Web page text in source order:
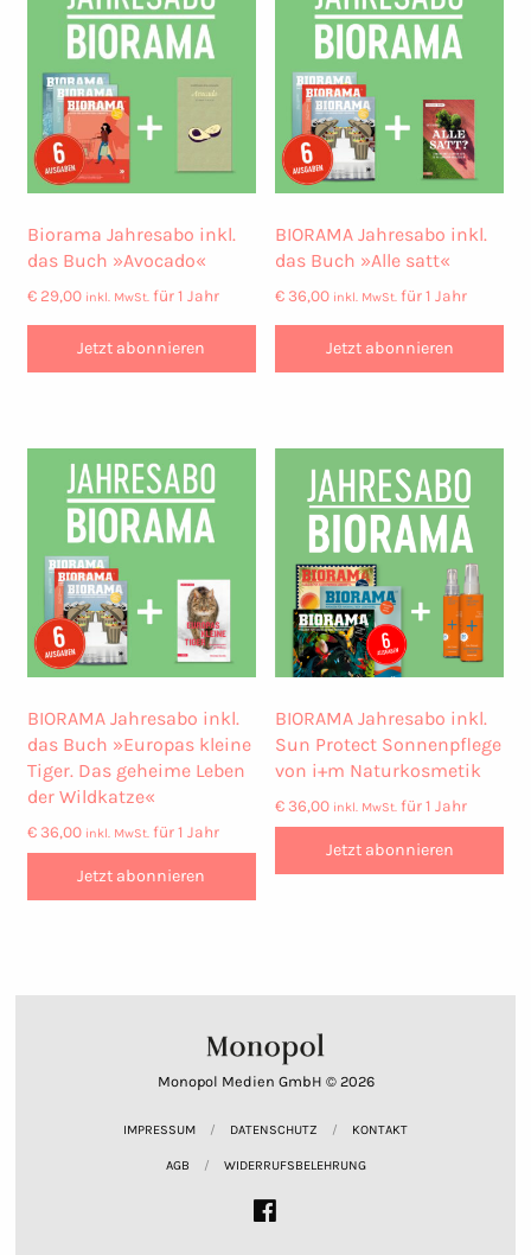
Biorama Jahresabo inkl.
das Buch »Avocado«
€29,00 inkl. MwSt. für 1 Jahr
Jetzt abonnieren
BIORAMA Jahresabo inkl.
das Buch »Alle satt«
€ 36,00 inkl. MwSt. für 1 Jahr
Jetzt abonnieren
BIORAMA Jahresabo inkl.
das Buch »Europas kleine
Tiger. Das geheime Leben
der Wildkatze«
€36,00 inkl. MwSt. für 1 Jahr
Jetzt abonnieren
BIORAMA Jahresabo inkl.
Sun Protect Sonnenpflege
von i+m Naturkosmetik
€ 36,00 inkl. MwSt. für 1 Jahr
Jetzt abonnieren
Monopol Medien GmbH © 2026
IMPRESSUM DATENSCHUTZ KONTAKT
AGB WIDERRUFSBELEHRUNG